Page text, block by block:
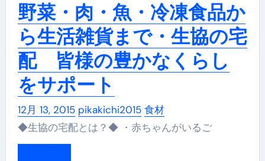
野菜・肉・魚・冷凍食品か
ら生活雑貨まで・生協の宅
配 皆様の豊かなくらし
をサポート
12月 13, 2015 pikakichi2015 食材
◆生協の宅配とは？◆ ・赤ちゃんがいるご